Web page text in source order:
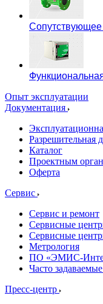
Опыт эксплуатации
Документация
Разрешительная
Каталог
Проектным
Оферта
Сервис
Сервис и ремонт
Сервисные
Сервисные
Метрология
ПО «ЭМИС-
Часто
Пресс-центр